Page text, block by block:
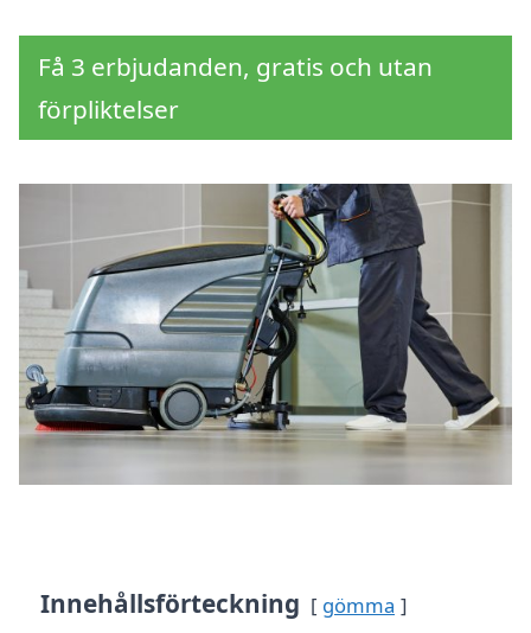
Få 3 erbjudanden, gratis och utan
förpliktelser
Innehållsförteckning gömma